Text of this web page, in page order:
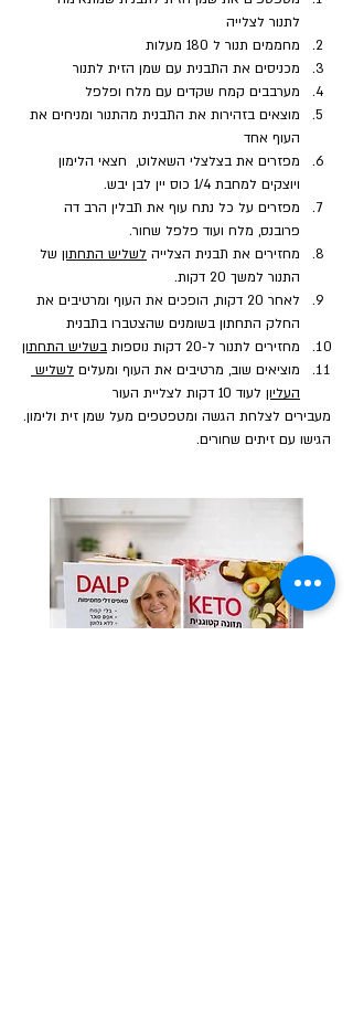
לתנור לצלייה
מחממים תנור ל 180 מעלות
מכניסים את התבנית עם שמן הזית לתנור
מערבבים קמח שקדים עם מלח ופלפל
מוצאים בזהירות את התבנית מהתנור ומניחים את
העוף אחד
מפזרים את בצלצלי השאלוט,  חצאי הלימון
ויוצקים למחבת 1/4 כוס יין לבן יבש.
מפזרים על כל נתח עוף את תבלין הרב דה
פרובנס, מלח ועוד פלפל שחור.
מחזירים את תבנית הצלייה לשליש התחתון של
התנור למשך 20 דקות.
לאחר 20 דקות, הופכים את העוף ומרטיבים את
החלק התחתון בשומנים שהצטברו בתבנית
מחזירים לתנור ל-20 דקות נוספות
בשליש התחתון
מוציאים שוב, מרטיבים את העוף ומעלים לשליש
העליון לעוד 10 דקות לצליית העור
מעבירים לצלחת הגשה ומטפטפים מעל שמן זית ולימון.
הגישו עם זיתים שחורים.